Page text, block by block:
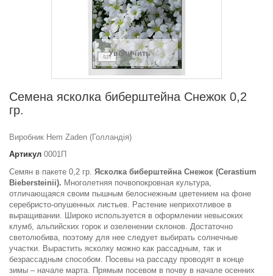
Увеличить
Семена ясколка биберштейна Снежок 0,2
гр.
Виробник Hem Zaden (Голландія)
Артикул 0001П
Семян в пакете 0,2 гр. Ясколка биберштейна Снежок (Cerastium
Biebersteinii). Многолетняя почвопокровная культура,
отличающаяся своим пышным белоснежным цветением на фоне
серебристо-опушенных листьев. Растение неприхотливое в
выращивании. Широко используется в оформлении невысоких
клумб, альпийских горок и озеленении склонов. Достаточно
светолюбива, поэтому для нее следует выбирать солнечные
участки. Вырастить ясколку можно как рассадным, так и
безрассадным способом. Посевы на рассаду проводят в конце
зимы – начале марта. Прямым посевом в почву в начале осенних